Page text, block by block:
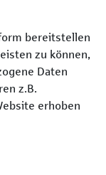
bereitstellen
zu können,
Daten
z.B.
erhoben